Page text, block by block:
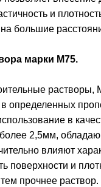
и
большие
марки М75.
растворы,
определенных
в
2,5мм,
влияют
поверхности и
тем прочнее